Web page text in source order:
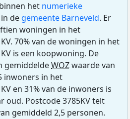
het numerieke
in de gemeente Barneveld. Er
woningen in het
70% van de woningen in het
is een koopwoning. De
gemiddeldeWOZwaarde van
inwoners in het
en 31% van de inwoners is
oud. Postcode 3785KV telt
gemiddeld 2,5 personen.